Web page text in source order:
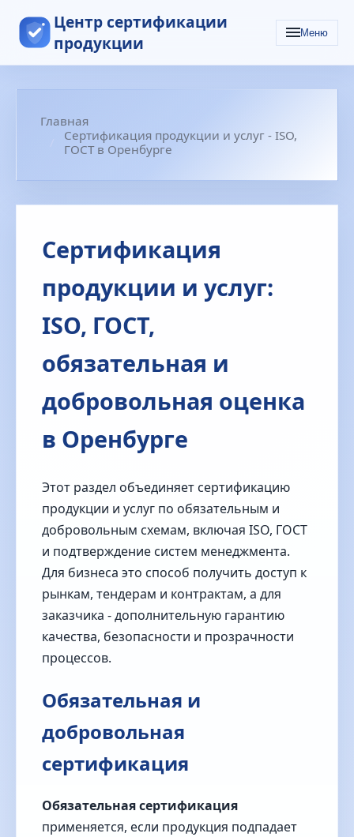
Центр сертификации
продукции
Меню
Главная
Сертификация продукции и услуг - ISO,
ГОСТ в Оренбурге
Сертификация
продукции и услуг:
ISO, ГОСТ,
обязательная и
добровольная оценка
в Оренбурге
Этот раздел объединяет сертификацию
продукции и услуг по обязательным и
добровольным схемам, включая ISO, ГОСТ
и подтверждение систем менеджмента.
Для бизнеса это способ получить доступ к
рынкам, тендерам и контрактам, а для
заказчика - дополнительную гарантию
качества, безопасности и прозрачности
процессов.
Обязательная и
добровольная
сертификация
Обязательная сертификация
применяется, если продукция подпадает